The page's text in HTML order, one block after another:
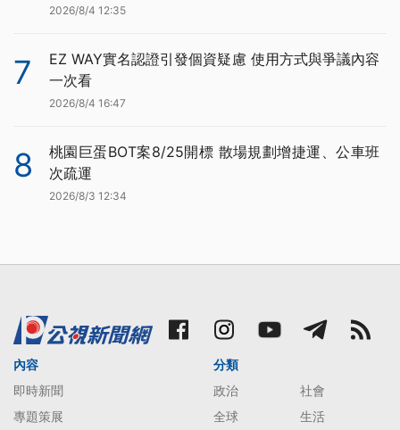
2026/8/4 12:35
7
EZ WAY實名認證引發個資疑慮 使用方式與爭議內容
一次看
2026/8/4 16:47
8
桃園巨蛋BOT案8/25開標 散場規劃增捷運、公車班
次疏運
2026/8/3 12:34
內容
即時新聞
專題策展
分類
政治
社會
全球
生活